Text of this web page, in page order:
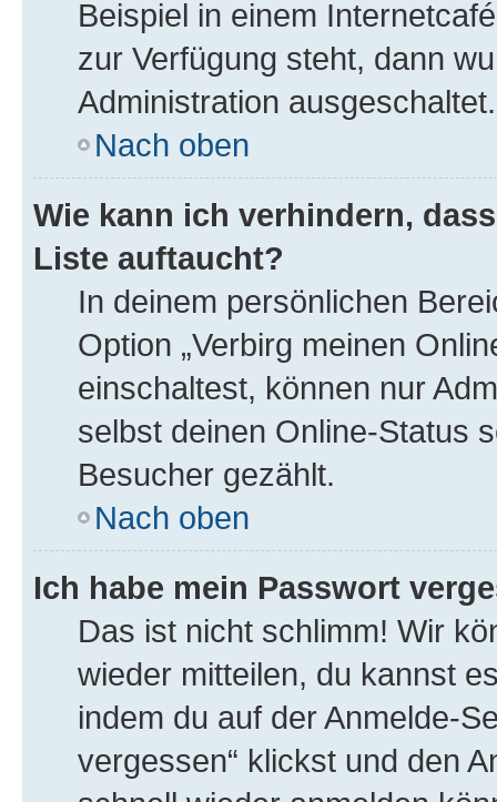
Beispiel in einem
zur Verfügung steht, dann
Administration ausgeschaltet.
Nach oben
Wie kann ich verhindern,
Liste auftaucht?
In deinem persönlichen
Option „Verbirg meinen
einschaltest, können nur
selbst deinen Online-Status
Besucher gezählt.
Nach oben
Ich habe mein Passwort
Das ist nicht schlimm! Wir
wieder mitteilen, du kannst
indem du auf der Anmelde-
vergessen“ klickst und den